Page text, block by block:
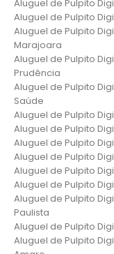
Aluguel de Pulpito
Aluguel de Pulpito
Aluguel de Pulpito
Marajoara
Aluguel de Pulpito
Prudência
Aluguel de Pulpito
Saúde
Aluguel de Pulpito
Aluguel de Pulpito
Aluguel de Pulpito
Aluguel de Pulpito
Aluguel de Pulpito
Aluguel de Pulpito
Aluguel de Pulpito
Paulista
Aluguel de Pulpito
Aluguel de Pulpito